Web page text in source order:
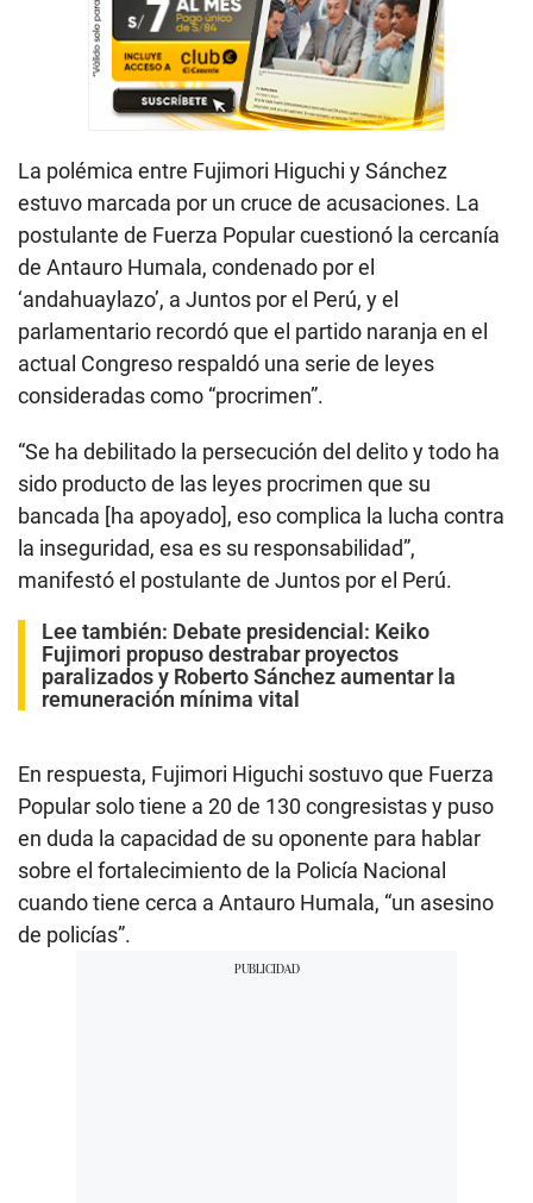
La polémica entre Fujimori Higuchi y Sánchez
estuvo marcada por un cruce de acusaciones. La
postulante de Fuerza Popular cuestionó la cercanía
de Antauro Humala, condenado por el
‘andahuaylazo’, a Juntos por el Perú, y el
parlamentario recordó que el partido naranja en el
actual Congreso respaldó una serie de leyes
consideradas como “procrimen”.
“Se ha debilitado la persecución del delito y todo ha
sido producto de las leyes procrimen que su
bancada [ha apoyado], eso complica la lucha contra
la inseguridad, esa es su responsabilidad”,
manifestó el postulante de Juntos por el Perú.
Lee también: Debate presidencial: Keiko
Fujimori propuso destrabar proyectos
paralizados y Roberto Sánchez aumentar la
remuneración mínima vital
En respuesta, Fujimori Higuchi sostuvo que Fuerza
Popular solo tiene a 20 de 130 congresistas y puso
en duda la capacidad de su oponente para hablar
sobre el fortalecimiento de la Policía Nacional
cuando tiene cerca a Antauro Humala, “un asesino
de policías”.